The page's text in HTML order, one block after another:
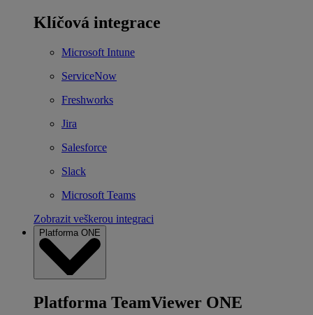
Klíčová integrace
Microsoft Intune
ServiceNow
Freshworks
Jira
Salesforce
Slack
Microsoft Teams
Zobrazit veškerou integraci
Platforma ONE
Platforma TeamViewer ONE